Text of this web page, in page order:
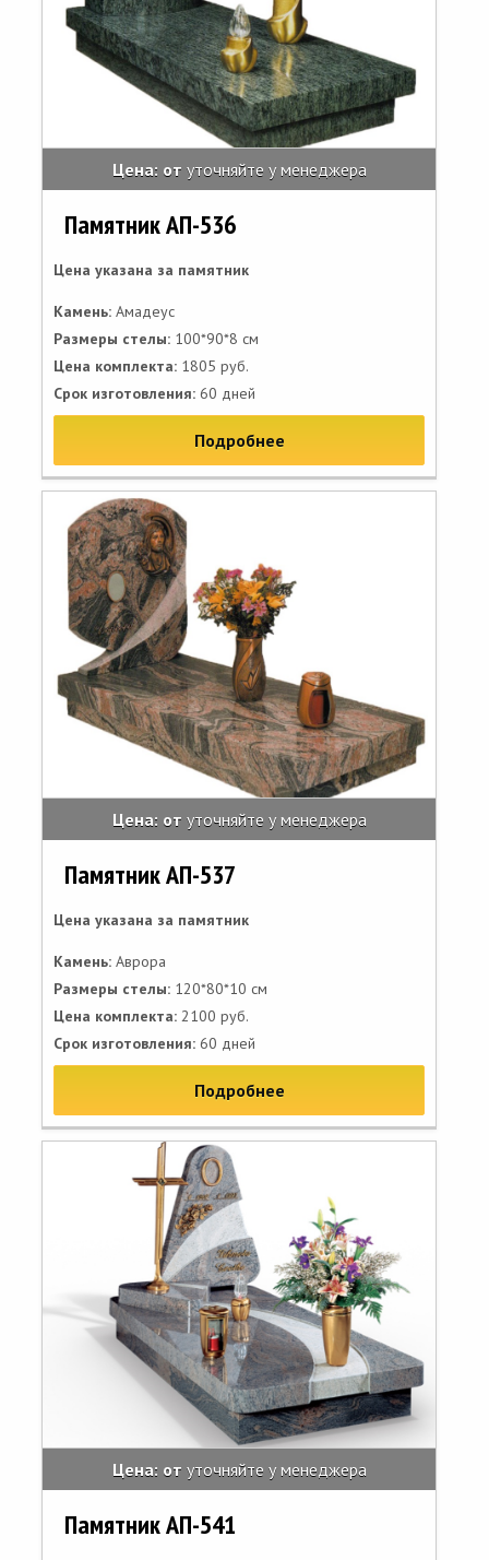
Цена: от уточняйте у менеджера
Памятник АП-536
Цена указана за памятник
Камень: Амадеус
Размеры стелы: 100*90*8 см
Цена комплекта: 1805 руб.
Срок изготовления: 60 дней
Подробнее
Цена: от уточняйте у менеджера
Памятник АП-537
Цена указана за памятник
Камень: Аврора
Размеры стелы: 120*80*10 см
Цена комплекта: 2100 руб.
Срок изготовления: 60 дней
Подробнее
Цена: от уточняйте у менеджера
Памятник АП-541